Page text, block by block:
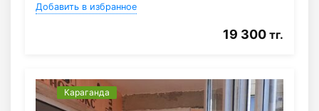
Добавить в избранное
19 300 тг.
Караганда